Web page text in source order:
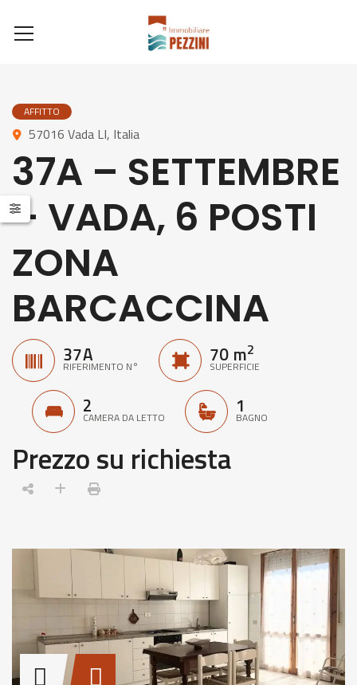
AFFITTO
57016 Vada LI, Italia
37A – SETTEMBRE
– VADA, 6 POSTI
ZONA
BARCACCINA
37A
RIFERIMENTO N° 70 m2
SUPERFICIE
2
CAMERA DA LETTO 1
BAGNO
Prezzo su richiesta